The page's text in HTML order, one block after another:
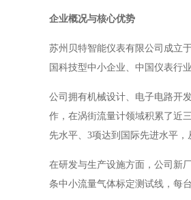
企业概况与核心优势
苏州贝特智能仪表有限公司成立
国科技型中小企业、中国仪表行
公司拥有机械设计、电子电路开
作，在涡街流量计领域积累了近
先水平、3项达到国际先进水平
在研发与生产设施方面，公司新
条中小流量气体标定测试线，每